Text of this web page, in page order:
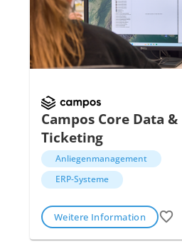
Campos Core Data &
Ticketing
Anliegenmanagement
ERP-Systeme
Weitere Information